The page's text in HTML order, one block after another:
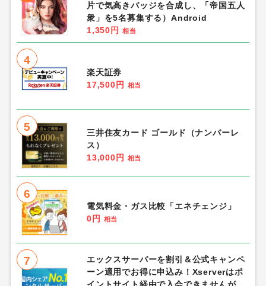
片で気高きバッジを合成し、「帝国五人
衆」を5名募集する）Android
1,350円
相当
4
楽天証券
17,500円
相当
5
三井住友カード ゴールド（ナンバーレ
ス）
13,000円
相当
6
電気料金・ガス比較「エネチェンジ」
0円
相当
7
エックスサーバーを割引＆公式キャンペ
ーン適用でお得に申込み！Xserverはポ